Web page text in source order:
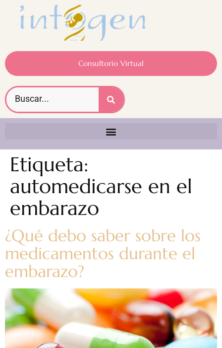
Consultorio Virtual
Etiqueta:
automedicarse en el
embarazo
¿Qué debo saber sobre los
medicamentos durante el
embarazo?